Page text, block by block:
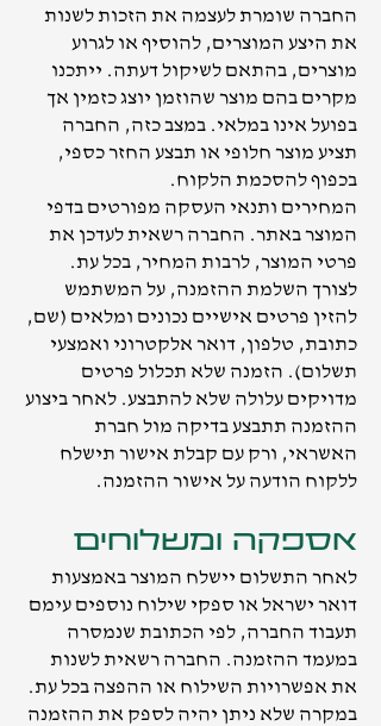
החברה שומרת לעצמה את הזכות לשנות
את היצע המוצרים, להוסיף או לגרוע
מוצרים, בהתאם לשיקול דעתה. ייתכנו
מקרים בהם מוצר שהוזמן יוצג כזמין אך
בפועל אינו במלאי. במצב כזה, החברה
תציע מוצר חלופי או תבצע החזר כספי,
בכפוף להסכמת הלקוח.
המחירים ותנאי העסקה מפורטים בדפי
המוצר באתר. החברה רשאית לעדכן את
פרטי המוצר, לרבות המחיר, בכל עת.
לצורך השלמת ההזמנה, על המשתמש
להזין פרטים אישיים נכונים ומלאים (שם,
כתובת, טלפון, דואר אלקטרוני ואמצעי
תשלום). הזמנה שלא תכלול פרטים
מדויקים עלולה שלא להתבצע. לאחר ביצוע
ההזמנה תתבצע בדיקה מול חברת
האשראי, ורק עם קבלת אישור תישלח
ללקוח הודעה על אישור ההזמנה.
אספקה ומשלוחים
לאחר התשלום יישלח המוצר באמצעות
דואר ישראל או ספקי שילוח נוספים עימם
תעבוד החברה, לפי הכתובת שנמסרה
במעמד ההזמנה. החברה רשאית לשנות
את אפשרויות השילוח או ההפצה בכל עת.
במקרה שלא ניתן יהיה לספק את ההזמנה